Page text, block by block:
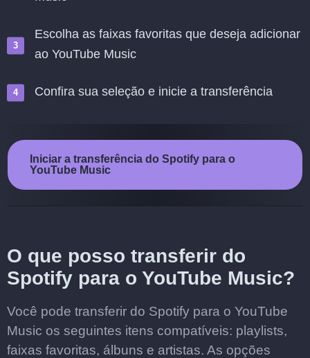
Escolha as faixas favoritas que deseja adicionar
ao YouTube Music
Confira sua seleção e inicie a transferência
Iniciar a transferência do Spotify para o
YouTube Music
O que posso transferir do
Spotify para o YouTube Music?
Você pode transferir do Spotify para o YouTube
Music os seguintes itens compatíveis: playlists,
faixas favoritas, álbuns e artistas. As opções